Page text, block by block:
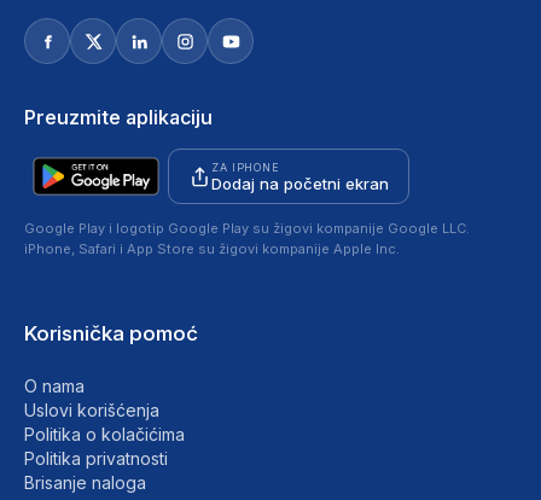
Preuzmite aplikaciju
ZA IPHONE
Dodaj na početni ekran
Google Play i logotip Google Play su žigovi kompanije Google LLC.
iPhone, Safari i App Store su žigovi kompanije Apple Inc.
Korisnička pomoć
O nama
Uslovi korišćenja
Politika o kolačićima
Politika privatnosti
Brisanje naloga